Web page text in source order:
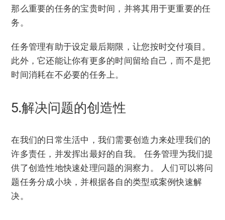
那么重要的任务的宝贵时间，并将其用于更重要的任
务。
任务管理有助于设定最后期限，让您按时交付项目。
此外，它还能让你有更多的时间留给自己，而不是把
时间消耗在不必要的任务上。
5.解决问题的创造性
在我们的日常生活中，我们需要创造力来处理我们的
许多责任，并发挥出最好的自我。 任务管理为我们提
供了创造性地快速处理问题的洞察力。 人们可以将问
题任务分成小块，并根据各自的类型或案例快速解
决。